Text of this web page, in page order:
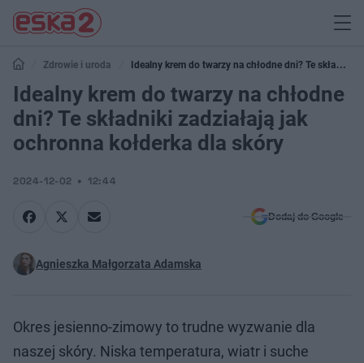
Zdrowie i uroda
Idealny krem do twarzy na chłodne dni? Te składniki
zadziałają jak ochronna kołderka dla skóry
Idealny krem do twarzy na chłodne
dni? Te składniki zadziałają jak
ochronna kołderka dla skóry
2024-12-02 12:44
Dodaj do Google
Agnieszka Małgorzata Adamska
Okres jesienno-zimowy to trudne wyzwanie dla
naszej skóry. Niska temperatura, wiatr i suche